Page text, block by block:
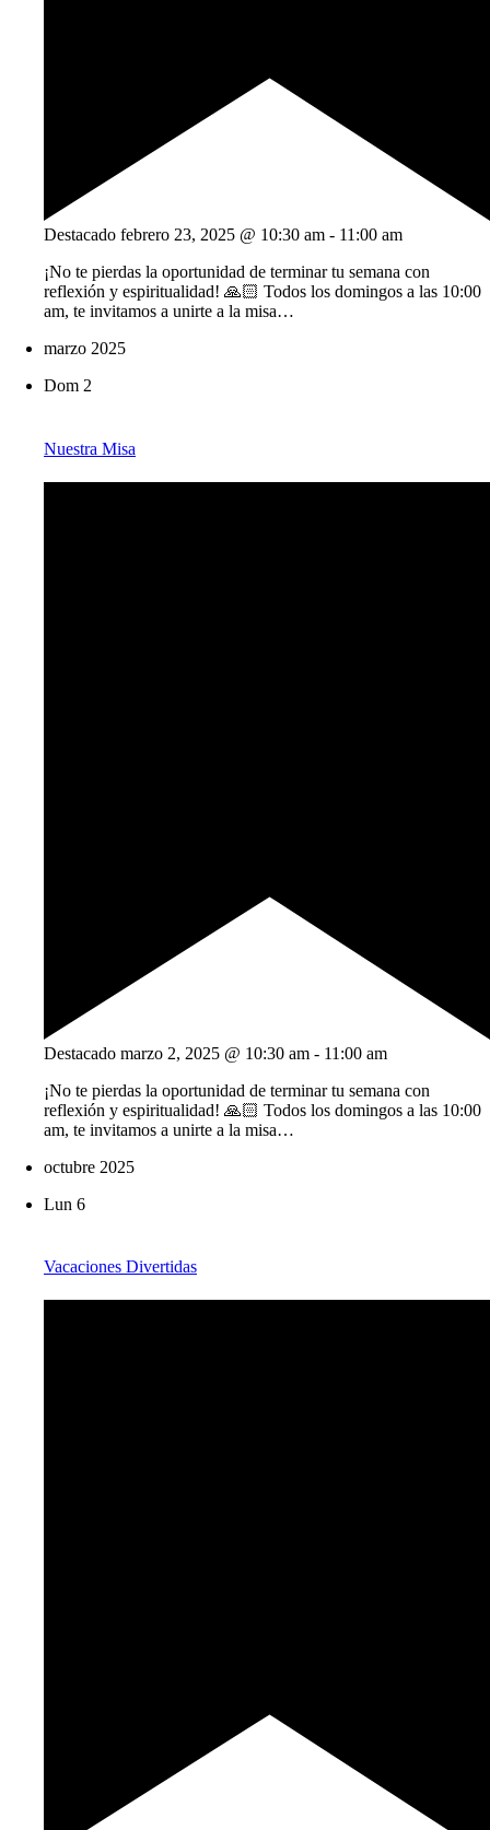
Destacado febrero 23, 2025 @ 10:30 am - 11:00 am
¡No te pierdas la oportunidad de terminar tu semana con
reflexión y espiritualidad! 🙏🏻 Todos los domingos a las 10:00
am, te invitamos a unirte a la misa…
marzo 2025
Dom 2
Nuestra Misa
Destacado marzo 2, 2025 @ 10:30 am - 11:00 am
¡No te pierdas la oportunidad de terminar tu semana con
reflexión y espiritualidad! 🙏🏻 Todos los domingos a las 10:00
am, te invitamos a unirte a la misa…
octubre 2025
Lun 6
Vacaciones Divertidas